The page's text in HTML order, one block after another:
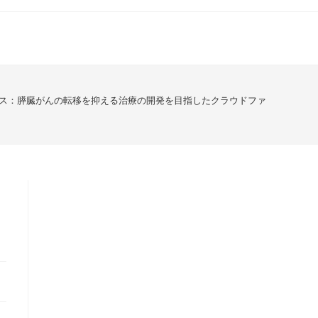
：膵臓がんの転移を抑える治療の開発を目指したクラウドファンディング